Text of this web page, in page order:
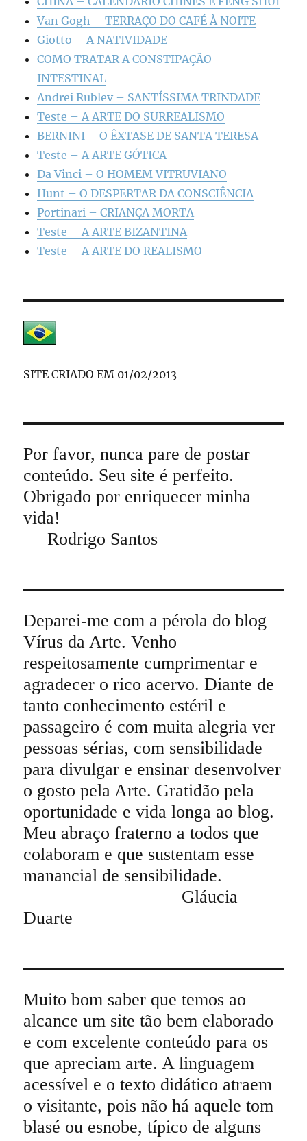
Van Gogh – TERRAÇO DO CAFÉ À NOITE
Giotto – A NATIVIDADE
COMO TRATAR A CONSTIPAÇÃO
INTESTINAL
Andrei Rublev – SANTÍSSIMA TRINDADE
Teste – A ARTE DO SURREALISMO
BERNINI – O ÊXTASE DE SANTA TERESA
Teste – A ARTE GÓTICA
Da Vinci – O HOMEM VITRUVIANO
Hunt – O DESPERTAR DA CONSCIÊNCIA
Portinari – CRIANÇA MORTA
Teste – A ARTE BIZANTINA
Teste – A ARTE DO REALISMO
SITE CRIADO EM 01/02/2013
Por favor, nunca pare de postar
conteúdo. Seu site é perfeito.
Obrigado por enriquecer minha
vida!
Rodrigo Santos
Deparei-me com a pérola do blog
Vírus da Arte. Venho
respeitosamente cumprimentar e
agradecer o rico acervo. Diante de
tanto conhecimento estéril e
passageiro é com muita alegria ver
pessoas sérias, com sensibilidade
para divulgar e ensinar desenvolver
o gosto pela Arte. Gratidão pela
oportunidade e vida longa ao blog.
Meu abraço fraterno a todos que
colaboram e que sustentam esse
manancial de sensibilidade.
Gláucia
Duarte
Muito bom saber que temos ao
alcance um site tão bem elaborado
e com excelente conteúdo para os
que apreciam arte. A linguagem
acessível e o texto didático atraem
o visitante, pois não há aquele tom
blasé ou esnobe, típico de alguns